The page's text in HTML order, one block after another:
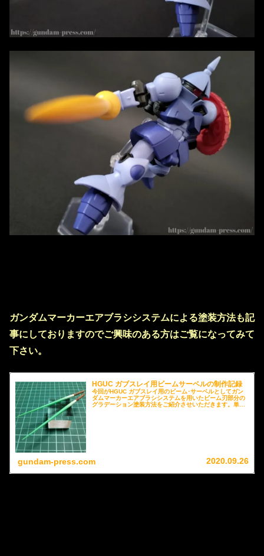
ガンダムマーカーエアブラシシステムによる塗装方法も記
事にしておりますのでご興味のある方はご覧になってみて
下さい。
HGUC ガブスレイ用ビームサーベルの制作記録
今回がHGUC ガブスレイ用のビーム･サーベルとしてガン
ダムマーカーエアブラシシステムを用いたビーム刃部分の
グラデーション塗装方法をご紹介させいただきます。単色
gundam-press.com 2020.09.26